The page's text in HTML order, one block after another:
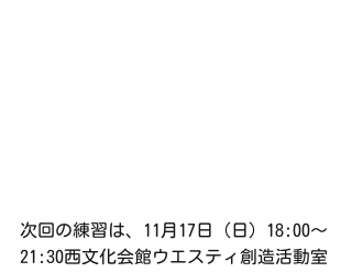
次回の練習は、11月17日（日）18:00〜
21:30西文化会館ウエスティ創造活動室